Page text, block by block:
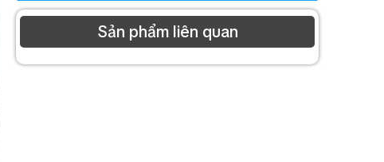
Sản phẩm liên quan